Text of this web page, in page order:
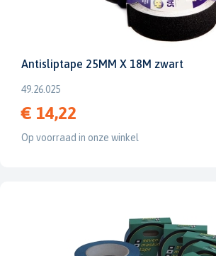
Antisliptape 25MM X 18M zwart
49.26.025
€ 14,22
Op voorraad in onze winkel